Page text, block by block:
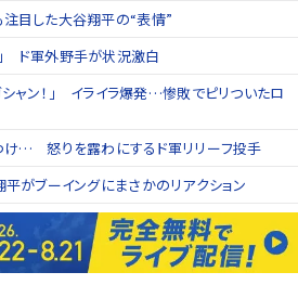
目した大谷翔平の“表情”
ド軍外野手が状況激白
ャン！」 イライラ爆発…惨敗でピリついたロ
け… 怒りを露わにするド軍リリーフ投手
平がブーイングにまさかのリアクション